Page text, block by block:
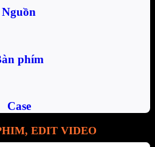
Nguồn
phím
Case
EDIT VIDEO